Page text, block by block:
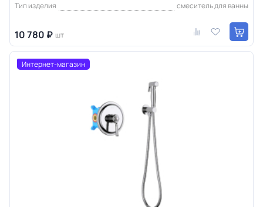
Тип изделия
смеситель для ванны
10 780 ₽ шт
Интернет-магазин